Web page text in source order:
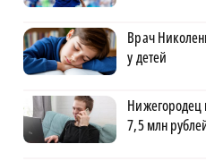
Врач
у детей
7,5 млн